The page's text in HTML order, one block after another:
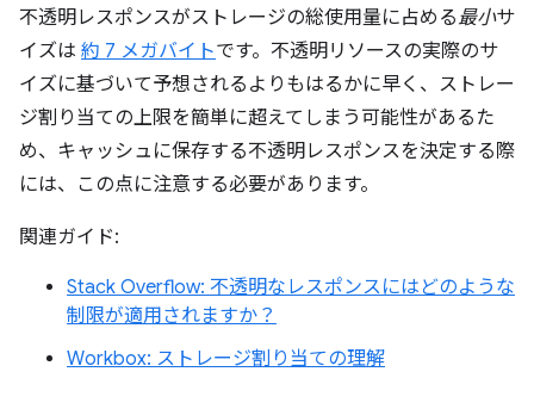
不透明レスポンスがストレージの総使用量に占める最小サ
イズは 約 7 メガバイトです。不透明リソースの実際のサ
イズに基づいて予想されるよりもはるかに早く、ストレー
ジ割り当ての上限を簡単に超えてしまう可能性があるた
め、キャッシュに保存する不透明レスポンスを決定する際
には、この点に注意する必要があります。
関連ガイド:
Stack Overflow: 不透明なレスポンスにはどのような
制限が適用されますか？
Workbox: ストレージ割り当ての理解